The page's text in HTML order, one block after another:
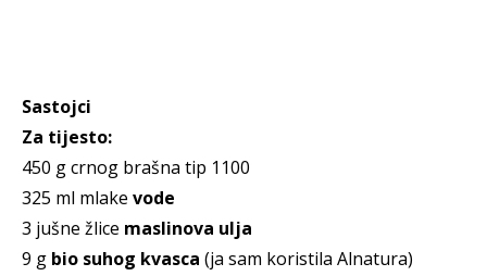
Sastojci
Za tijesto:
450 g crnog brašna tip 1100
325 ml mlake vode
3 jušne žlice maslinova ulja
9 g bio suhog kvasca (ja sam koristila Alnatura)